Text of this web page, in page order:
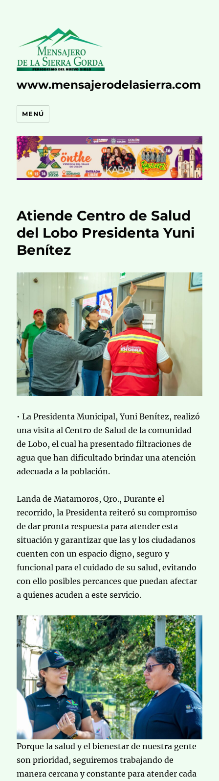
www.mensajerodelasierra.com
MENÚ
Atiende Centro de Salud
del Lobo Presidenta Yuni
Benítez
• La Presidenta Municipal, Yuni Benítez, realizó
una visita al Centro de Salud de la comunidad
de Lobo, el cual ha presentado filtraciones de
agua que han dificultado brindar una atención
adecuada a la población.
Landa de Matamoros, Qro., Durante el
recorrido, la Presidenta reiteró su compromiso
de dar pronta respuesta para atender esta
situación y garantizar que las y los ciudadanos
cuenten con un espacio digno, seguro y
funcional para el cuidado de su salud, evitando
con ello posibles percances que puedan afectar
a quienes acuden a este servicio.
Porque la salud y el bienestar de nuestra gente
son prioridad, seguiremos trabajando de
manera cercana y constante para atender cada